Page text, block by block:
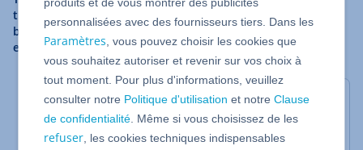
trouverez ici de l'aide au sujet de nos solutions
bureautiques Microsoft Office, OX App Suite et bien plus
encore.
Sujets populaires
Utilisez les nombreuses applications Office de
personnalisées avec des fournisseurs tiers. Dans les
Paramètres , vous pouvez choisir les cookies que
vous souhaitez autoriser et revenir sur vos choix à
tout moment. Pour plus d'informations, veuillez
consulter notre Politique d'utilisation et notreClause
de confidentialité . Même si vous choisissez de les
refuser , les cookies techniques indispensables